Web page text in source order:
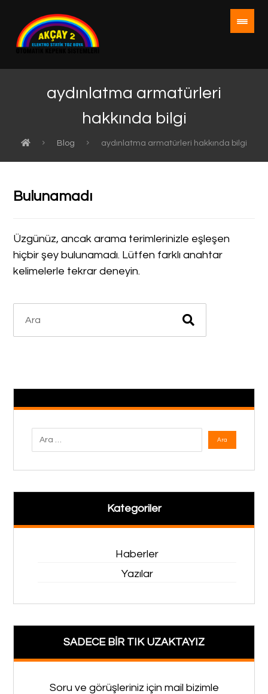
aydınlatma armatürleri
hakkında bilgi
Blog aydınlatma armatürleri hakkında bilgi
Bulunamadı
Üzgünüz, ancak arama terimlerinizle eşleşen
hiçbir şey bulunamadı. Lütfen farklı anahtar
kelimelerle tekrar deneyin.
Kategoriler
Haberler
Yazılar
SADECE BİR TIK UZAKTAYIZ
Soru ve görüşleriniz için mail bizimle